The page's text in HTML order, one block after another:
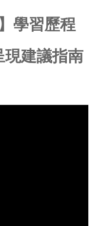
學習歷程
現建議指南